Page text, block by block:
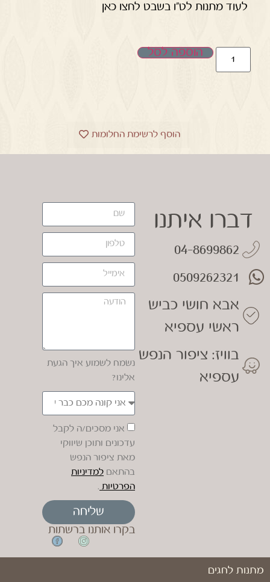
לעוד מתנות לט"ו בשבט לחצו כאן
הוספה לסל
הוסף לרשימת החלומות
דברו איתנו
04-8699862
0509262321
אבא חושי כביש
ראשי עספיא
בוויז: ציפור הנפש
עספיא
נשמח לשמוע איך הגעת
אלינו?
אני מסכים/ה לקבל
עדכונים ותוכן שיווקי
מאת ציפור הנפש
בהתאם למדיניות
הפרטיות .
שליחה
בקרו אותנו ברשתות
מתנות לחגים